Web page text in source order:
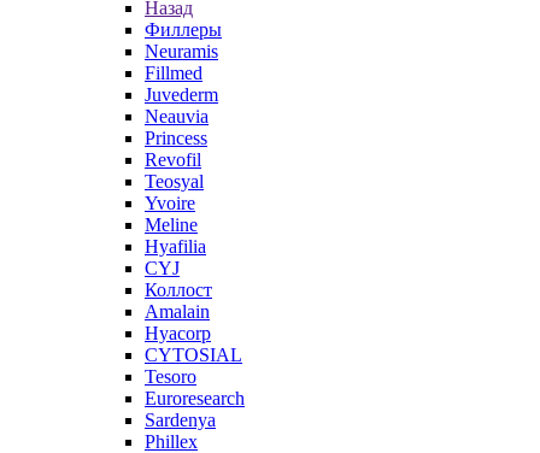
Назад
Филлеры
Neuramis
Fillmed
Juvederm
Neauvia
Princess
Revofil
Teosyal
Yvoire
Meline
Hyafilia
CYJ
Коллост
Amalain
Hyacorp
CYTOSIAL
Tesoro
Euroresearch
Sardenya
Phillex